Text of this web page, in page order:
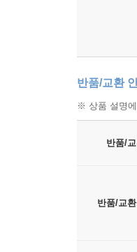
반품/교환
※ 상품 설명
반품/
반품/교